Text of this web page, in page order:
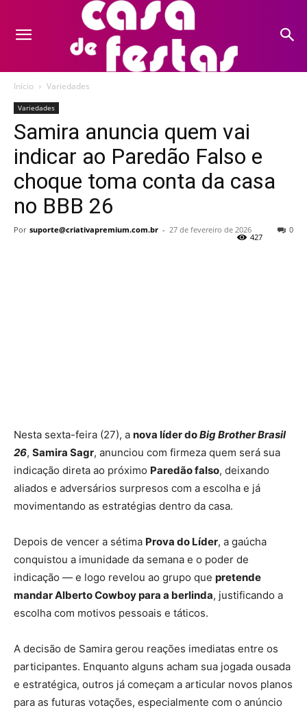
Início Variedades
Variedades
Samira anuncia quem vai
indicar ao Paredão Falso e
choque toma conta da casa
no BBB 26
Por suporte@criativapremium.com.br - 27 de fevereiro de 2026 0
427
Nesta sexta-feira (27), a nova líder doBig Brother Brasil
26, Samira Sagr, anunciou com firmeza quem será sua
indicação direta ao próximo Paredão falso, deixando
aliados e adversários surpresos com a escolha e já
movimentando as estratégias dentro da casa.
Depois de vencer a sétima Prova do Líder, a gaúcha
conquistou a imunidade da semana e o poder de
indicação — e logo revelou ao grupo que pretende
mandar Alberto Cowboy para a berlinda, justificando a
escolha com motivos pessoais e táticos.
A decisão de Samira gerou reações imediatas entre os
participantes. Enquanto alguns acham sua jogada ousada
e estratégica, outros já começam a articular novos planos
para as futuras votações, especialmente com o anúncio